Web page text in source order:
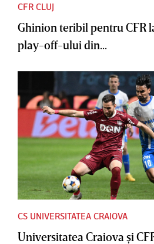
CFR CLUJ
Ghinion teribil pentru CFR
play-off-ului din...
CS UNIVERSITATEA CRAIOVA
Universitatea Craiova şi